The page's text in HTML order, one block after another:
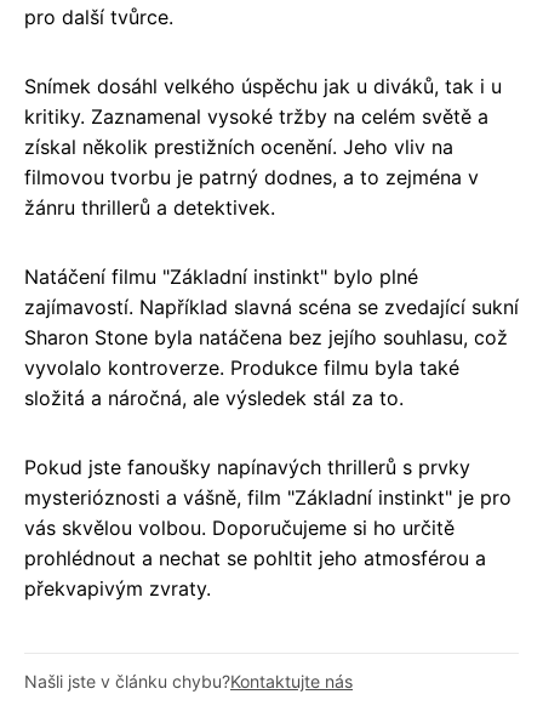
pro další tvůrce.
Snímek dosáhl velkého úspěchu jak u diváků, tak i u
kritiky. Zaznamenal vysoké tržby na celém světě a
získal několik prestižních ocenění. Jeho vliv na
filmovou tvorbu je patrný dodnes, a to zejména v
žánru thrillerů a detektivek.
Natáčení filmu "Základní instinkt" bylo plné
zajímavostí. Například slavná scéna se zvedající sukní
Sharon Stone byla natáčena bez jejího souhlasu, což
vyvolalo kontroverze. Produkce filmu byla také
složitá a náročná, ale výsledek stál za to.
Pokud jste fanoušky napínavých thrillerů s prvky
mysterióznosti a vášně, film "Základní instinkt" je pro
vás skvělou volbou. Doporučujeme si ho určitě
prohlédnout a nechat se pohltit jeho atmosférou a
překvapivým zvraty.
Našli jste v článku chybu?Kontaktujte nás